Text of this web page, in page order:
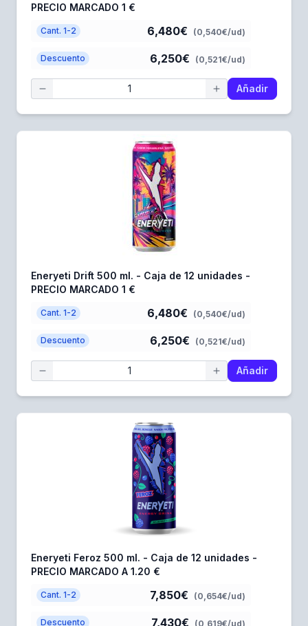
PRECIO MARCADO 1 €
Cant. 1-2 6,480€ (0,540€/ud)
Descuento 6,250€ (0,521€/ud)
Añadir
Eneryeti Drift 500 ml. - Caja de 12 unidades -
PRECIO MARCADO 1 €
Cant. 1-2 6,480€ (0,540€/ud)
Descuento 6,250€ (0,521€/ud)
Añadir
Eneryeti Feroz 500 ml. - Caja de 12 unidades -
PRECIO MARCADO A 1.20 €
Cant. 1-2 7,850€ (0,654€/ud)
Descuento 7,430€ (0,619€/ud)